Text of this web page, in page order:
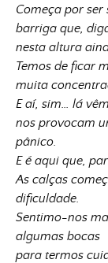
Começa por
barriga que,
nesta altura
Temos de ficar
muita
E aí, sim… lá
nos provocam
pânico.
E é aqui que,
As calças
dificuldade.
Sentimo-nos
algumas bocas
para termos